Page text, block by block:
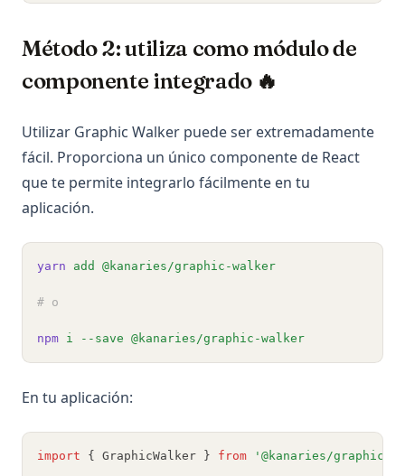
Método 2: utiliza como módulo de
componente integrado 🔥
Utilizar Graphic Walker puede ser extremadamente
fácil. Proporciona un único componente de React
que te permite integrarlo fácilmente en tu
aplicación.
yarn add @kanaries/graphic-walker
# o
npm i --save @kanaries/graphic-walker
En tu aplicación:
import { GraphicWalker } from '@kanaries/graphic-